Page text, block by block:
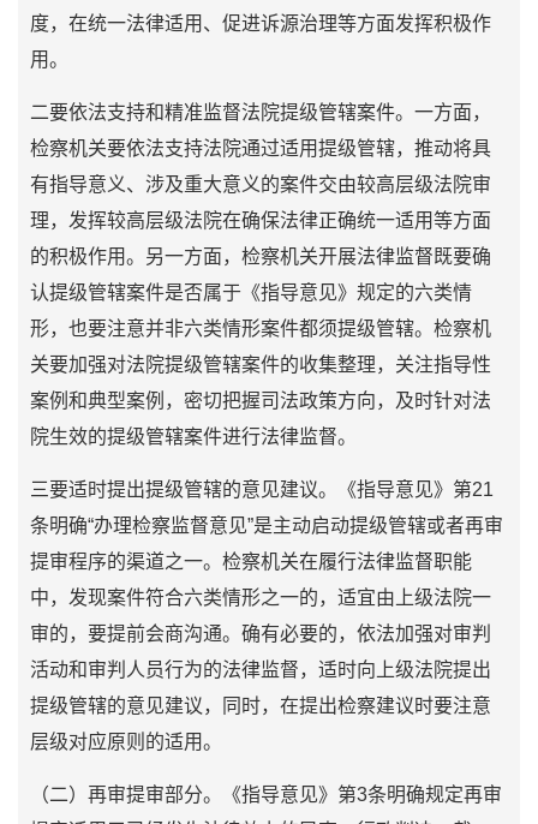
度，在统一法律适用、促进诉源治理等方面发挥积极作
用。
二要依法支持和精准监督法院提级管辖案件。一方面，
检察机关要依法支持法院通过适用提级管辖，推动将具
有指导意义、涉及重大意义的案件交由较高层级法院审
理，发挥较高层级法院在确保法律正确统一适用等方面
的积极作用。另一方面，检察机关开展法律监督既要确
认提级管辖案件是否属于《指导意见》规定的六类情
形，也要注意并非六类情形案件都须提级管辖。检察机
关要加强对法院提级管辖案件的收集整理，关注指导性
案例和典型案例，密切把握司法政策方向，及时针对法
院生效的提级管辖案件进行法律监督。
三要适时提出提级管辖的意见建议。《指导意见》第21
条明确“办理检察监督意见”是主动启动提级管辖或者再审
提审程序的渠道之一。检察机关在履行法律监督职能
中，发现案件符合六类情形之一的，适宜由上级法院一
审的，要提前会商沟通。确有必要的，依法加强对审判
活动和审判人员行为的法律监督，适时向上级法院提出
提级管辖的意见建议，同时，在提出检察建议时要注意
层级对应原则的适用。
（二）再审提审部分。《指导意见》第3条明确规定再审